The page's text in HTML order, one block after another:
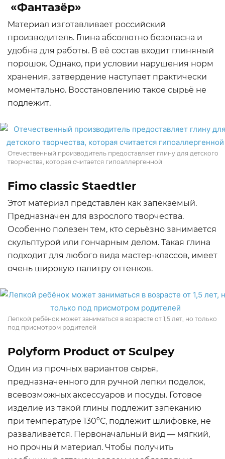
«Фантазёр»
Материал изготавливает российский
производитель. Глина абсолютно безопасна и
удобна для работы. В её состав входит глиняный
порошок. Однако, при условии нарушения норм
хранения, затвердение наступает практически
моментально. Восстановлению такое сырьё не
подлежит.
Отечественный производитель предоставляет глину для детского
творчества, которая считается гипоаллергенной
Fimo classic Staedtler
Этот материал представлен как запекаемый.
Предназначен для взрослого творчества.
Особенно полезен тем, кто серьёзно занимается
скульптурой или гончарным делом. Такая глина
подходит для любого вида мастер-классов, имеет
очень широкую палитру оттенков.
Лепкой ребёнок может заниматься в возрасте от 1,5 лет, но только
под присмотром родителей
Polyform Product от Sculpey
Один из прочных вариантов сырья,
предназначенного для ручной лепки поделок,
всевозможных аксессуаров и посуды. Готовое
изделие из такой глины подлежит запеканию
при температуре 130ºС, подлежит шлифовке, не
разваливается. Первоначальный вид — мягкий,
но прочный материал. Чтобы получить